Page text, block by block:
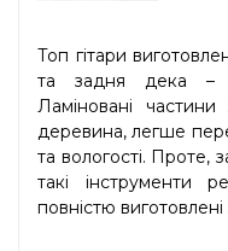
Топ гітари
та задня дека –
Ламіновані частини
деревина, легше
та вологості. Проте,
такі інструменти
повністю